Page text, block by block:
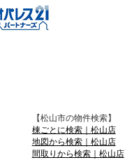
【松山市の物件検索】
棟ごとに検索｜松山店
地図から検索｜松山店
間取りから検索｜松山店